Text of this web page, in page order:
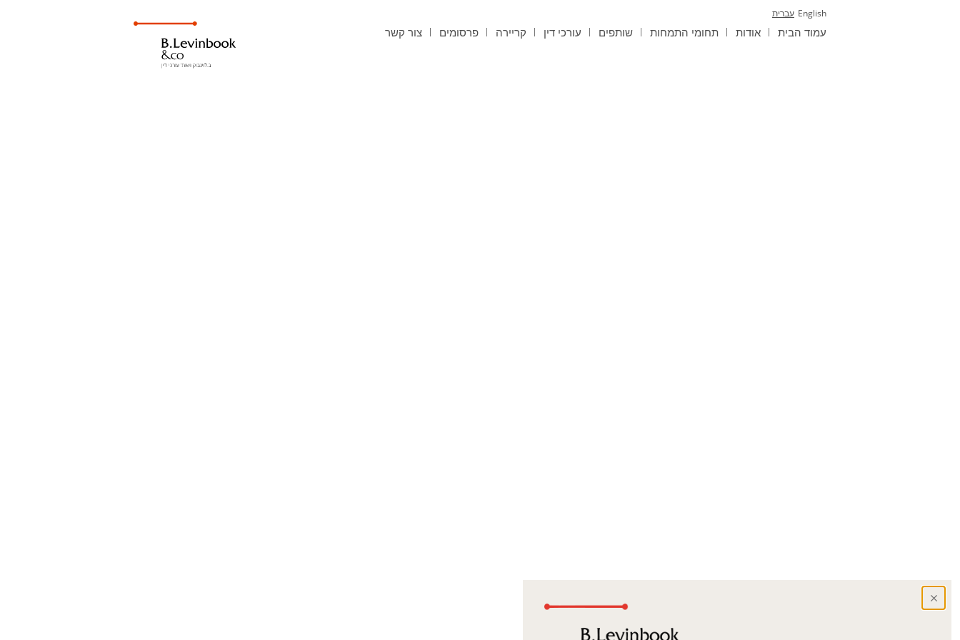
English עברית
עמוד הבית אודות תחומי התמחות שותפים עורכי דין קריירה פרסומים צור קשר